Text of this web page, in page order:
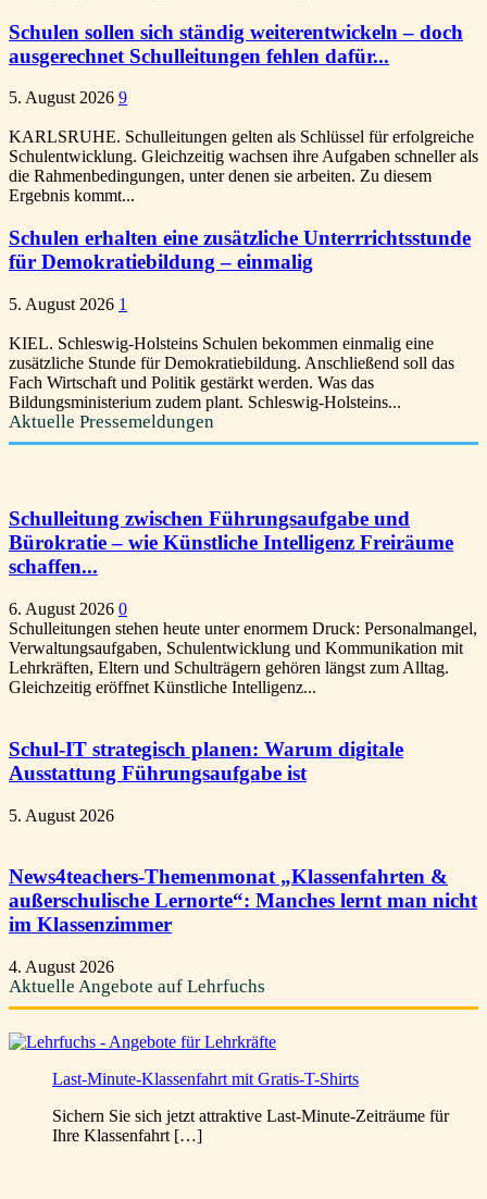
Schulen sollen sich ständig weiterentwickeln – doch
ausgerechnet Schulleitungen fehlen dafür...
5. August 2026 9
KARLSRUHE. Schulleitungen gelten als Schlüssel für erfolgreiche
Schulentwicklung. Gleichzeitig wachsen ihre Aufgaben schneller als
die Rahmenbedingungen, unter denen sie arbeiten. Zu diesem
Ergebnis kommt...
Schulen erhalten eine zusätzliche Unterrrichtsstunde
für Demokratiebildung – einmalig
5. August 2026 1
KIEL. Schleswig-Holsteins Schulen bekommen einmalig eine
zusätzliche Stunde für Demokratiebildung. Anschließend soll das
Fach Wirtschaft und Politik gestärkt werden. Was das
Bildungsministerium zudem plant. Schleswig-Holsteins...
Aktuelle Pressemeldungen
Schulleitung zwischen Führungsaufgabe und
Bürokratie – wie Künstliche Intelligenz Freiräume
schaffen...
6. August 2026 0
Schulleitungen stehen heute unter enormem Druck: Personalmangel,
Verwaltungsaufgaben, Schulentwicklung und Kommunikation mit
Lehrkräften, Eltern und Schulträgern gehören längst zum Alltag.
Gleichzeitig eröffnet Künstliche Intelligenz...
Schul-IT strategisch planen: Warum digitale
Ausstattung Führungsaufgabe ist
5. August 2026
News4teachers-Themenmonat „Klassenfahrten &
außerschulische Lernorte“: Manches lernt man nicht
im Klassenzimmer
4. August 2026
Aktuelle Angebote auf Lehrfuchs
Last-Minute-Klassenfahrt mit Gratis-T-Shirts
Sichern Sie sich jetzt attraktive Last-Minute-Zeiträume für
Ihre Klassenfahrt […]